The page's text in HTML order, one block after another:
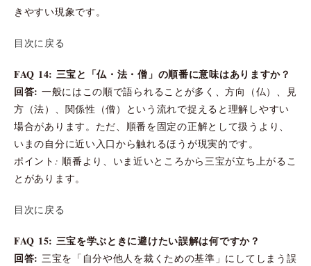
きやすい現象です。
目次に戻る
FAQ 14: 三宝と「仏・法・僧」の順番に意味はありますか？
回答: 一般にはこの順で語られることが多く、方向（仏）、見
方（法）、関係性（僧）という流れで捉えると理解しやすい
場合があります。ただ、順番を固定の正解として扱うより、
いまの自分に近い入口から触れるほうが現実的です。
ポイント: 順番より、いま近いところから三宝が立ち上がるこ
とがあります。
目次に戻る
FAQ 15: 三宝を学ぶときに避けたい誤解は何ですか？
回答: 三宝を「自分や他人を裁くための基準」にしてしまう誤